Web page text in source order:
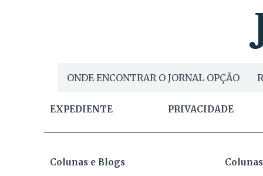
ONDE ENCONTRAR O JORNAL OPÇÃO
EXPEDIENTE PRIVACIDADE
Colunas e Blogs